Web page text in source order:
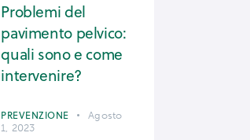
Problemi del
pavimento pelvico:
quali sono e come
intervenire?
PREVENZIONE
Agosto
1, 2023